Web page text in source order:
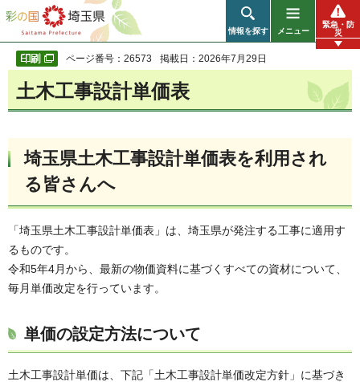
彩の国 埼玉県
情報を探す メニュー
緊急・防
災
ページ番号：26573 掲載日：2026年7月29日
土木工事設計単価表
埼玉県土木工事設計単価表を利用され
る皆さんへ
「埼玉県土木工事設計単価表」は、埼玉県が発注する工事に適用す
るものです。
令和5年4月から、最新の物価資料に基づくすべての資材について、
毎月単価改定を行っています。
単価の設定方法について
土木工事設計単価は、下記「土木工事設計単価改定方針」に基づき